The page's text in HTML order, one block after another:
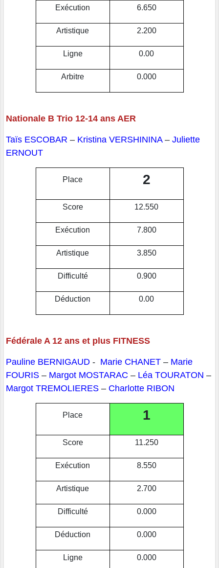
Exécution 6.650
Artistique 2.200
Ligne 0.00
Arbitre 0.000
Nationale B Trio 12-14 ans AER
Taïs ESCOBAR – Kristina VERSHININA– Juliette
ERNOUT
Place 2
Score 12.550
Exécution 7.800
Artistique 3.850
Difficulté 0.900
Déduction 0.00
Fédérale A 12 ans et plus FITNESS
Pauline BERNIGAUD - Marie CHANET – Marie
FOURIS – Margot MOSTARAC – Léa TOURATON –
Margot TREMOLIERES – Charlotte RIBON
Place 1
Score 11.250
Exécution 8.550
Artistique 2.700
Difficulté 0.000
Déduction 0.000
Ligne 0.000